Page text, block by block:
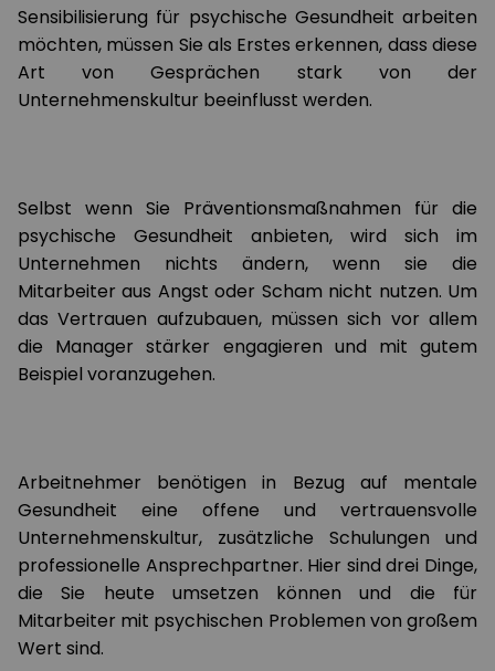
Sensibilisierung für psychische Gesundheit arbeiten
möchten, müssen Sie als Erstes erkennen, dass diese
Art von Gesprächen stark von der
Unternehmenskultur beeinflusst werden.
Selbst wenn Sie Präventionsmaßnahmen für die
psychische Gesundheit anbieten, wird sich im
Unternehmen nichts ändern, wenn sie die
Mitarbeiter aus Angst oder Scham nicht nutzen. Um
das Vertrauen aufzubauen, müssen sich vor allem
die Manager stärker engagieren und mit gutem
Beispiel voranzugehen.
Arbeitnehmer benötigen in Bezug auf mentale
Gesundheit eine offene und vertrauensvolle
Unternehmenskultur, zusätzliche Schulungen und
professionelle Ansprechpartner. Hier sind drei Dinge,
die Sie heute umsetzen können und die für
Mitarbeiter mit psychischen Problemen von großem
Wert sind.